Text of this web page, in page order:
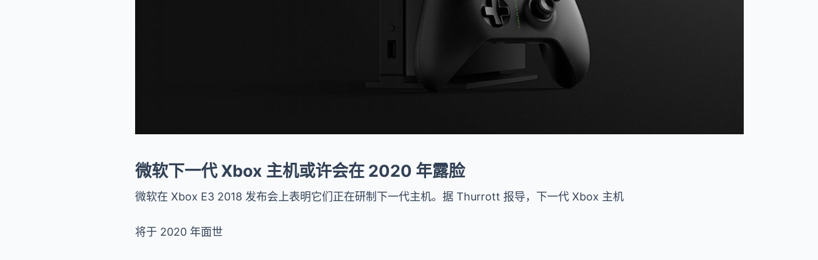
微软下一代 Xbox 主机或许会在 2020 年露脸
微软在 Xbox E3 2018 发布会上表明它们正在研制下一代主机。据 Thurrott 报导，下一代 Xbox 主机
将于 2020 年面世